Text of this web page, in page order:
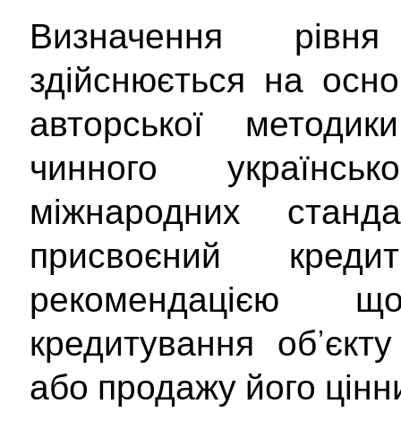
Визначення
здійснюється на
авторської
чинного
міжнародних
присвоєний
рекомендацією
кредитування
або продажу його